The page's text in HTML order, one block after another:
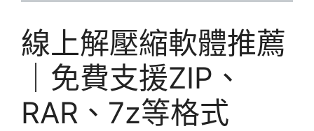
線上解壓縮軟體推薦
｜免費支援ZIP、
RAR、7z等格式